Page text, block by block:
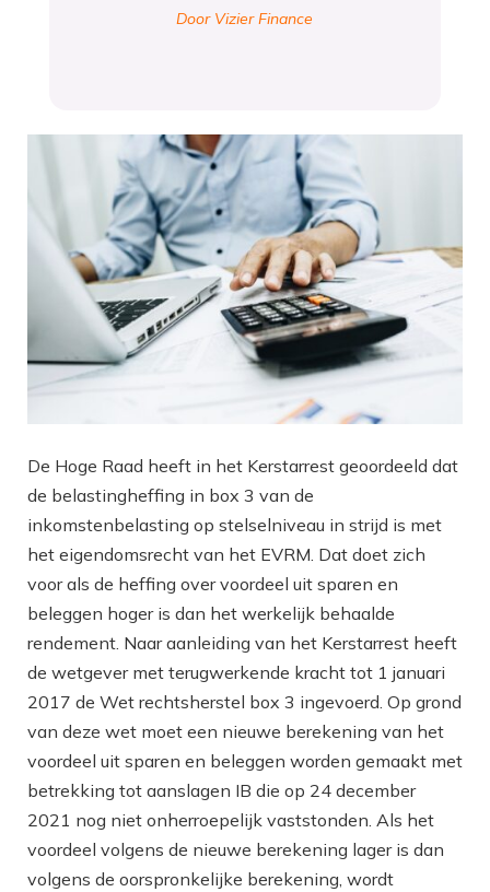
Door Vizier Finance
De Hoge Raad heeft in het Kerstarrest geoordeeld dat
de belastingheffing in box 3 van de
inkomstenbelasting op stelselniveau in strijd is met
het eigendomsrecht van het EVRM. Dat doet zich
voor als de heffing over voordeel uit sparen en
beleggen hoger is dan het werkelijk behaalde
rendement. Naar aanleiding van het Kerstarrest heeft
de wetgever met terugwerkende kracht tot 1 januari
2017 de Wet rechtsherstel box 3 ingevoerd. Op grond
van deze wet moet een nieuwe berekening van het
voordeel uit sparen en beleggen worden gemaakt met
betrekking tot aanslagen IB die op 24 december
2021 nog niet onherroepelijk vaststonden. Als het
voordeel volgens de nieuwe berekening lager is dan
volgens de oorspronkelijke berekening, wordt